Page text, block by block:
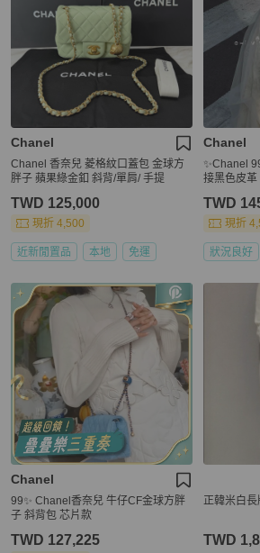
Chanel
Chanel 香奈兒 菱格紋口蓋包 金球方
胖子 蘋果綠金釦 斜背/單肩/ 手提
TWD 125,000
現折 4,500
近新閒置品 本地 免運
Chanel
✨Chanel
接黑色皮
TWD
現折
狀況良好
Chanel
99✨ Chanel香奈兒 牛仔CF金球方胖
子 斜背包 芯片款
TWD 127,225
正韓米白長
TWD